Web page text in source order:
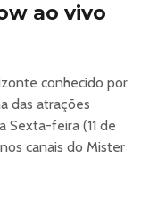
e do
ao vivo
conhecido por
das atrações
Sexta-feira (11 de
canais do Mister